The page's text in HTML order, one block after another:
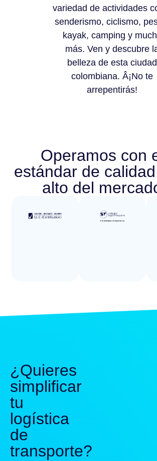
variedad de actividades
senderismo, ciclismo,
kayak, camping y
más. Ven y descubre
belleza de esta ciudad
colombiana. Â¡No te
arrepentirás!
Operamos con
estándar de
alto del
¿Quieres
simplificar
tu
logística
de
transporte?